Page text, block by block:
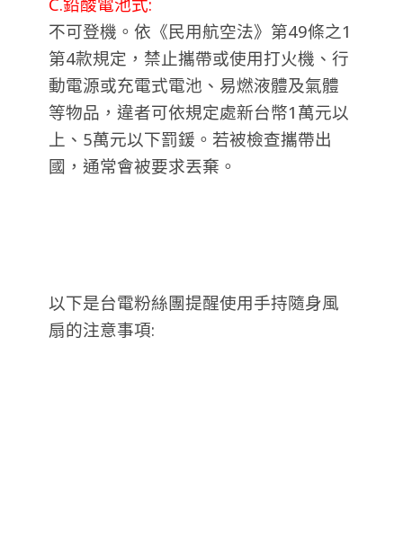
不可登機。依《民用航空法》第49條之1
第4款規定，禁止攜帶或使用打火機、行
動電源或充電式電池、易燃液體及氣體
等物品，違者可依規定處新台幣1萬元以
上、5萬元以下罰鍰。若被檢查攜帶出
國，通常會被要求丟棄。
以下是台電粉絲團提醒使用手持隨身風
扇的注意事項: